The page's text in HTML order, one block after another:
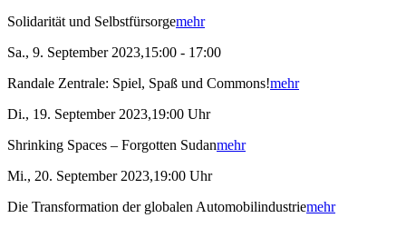
Solidarität und Selbstfürsorgemehr
Sa., 9. September 2023,15:00 - 17:00
Randale Zentrale: Spiel, Spaß und Commons!mehr
Di., 19. September 2023,19:00 Uhr
Shrinking Spaces – Forgotten Sudanmehr
Mi., 20. September 2023,19:00 Uhr
Die Transformation der globalen Automobilindustriemehr